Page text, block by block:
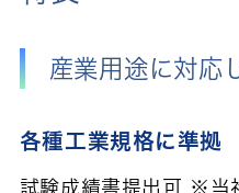
産業用途に対応
各種工業規格に準拠
試験成績書提出可 ※当